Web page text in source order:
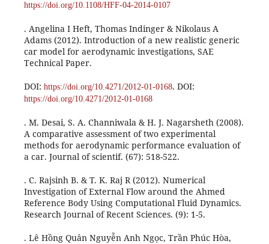
https://doi.org/10.1108/HFF-04-2014-0107
. Angelina I Heft, Thomas Indinger & Nikolaus A
Adams (2012). Introduction of a new realistic generic
car model for aerodynamic investigations, SAE
Technical Paper.
DOI: https://doi.org/10.4271/2012-01-0168. DOI:
https://doi.org/10.4271/2012-01-0168
. M. Desai, S. A. Channiwala & H. J. Nagarsheth (2008).
A comparative assessment of two experimental
methods for aerodynamic performance evaluation of
a car. Journal of scientif. (67): 518-522.
. C. Rajsinh B. & T. K. Raj R (2012). Numerical
Investigation of External Flow around the Ahmed
Reference Body Using Computational Fluid Dynamics.
Research Journal of Recent Sciences. (9): 1-5.
. Lê Hồng Quân Nguyễn Anh Ngọc, Trần Phúc Hòa,